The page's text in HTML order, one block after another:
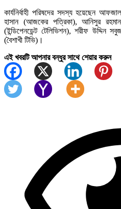
কার্যনির্বাহী পরিষদের সদস্য হয়েছেন
হাসান (আজকের পত্রিকা), আনিসুর
(ইন্ডিপেনডেন্ট টেলিভিশন), শরীফ
(বৈশাখী টিভি)।
এই খবরটি আপনার বন্ধুর সাথে শেয়ার করুন